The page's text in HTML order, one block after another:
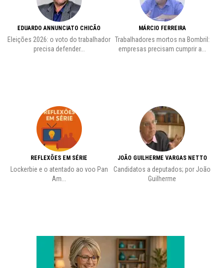
EDUARDO ANNUNCIATO CHICÃO
Eleições 2026: o voto do trabalhador
precisa defender...
REFLEXÕES EM SÉRIE
Lockerbie e o atentado ao voo Pan
Am...
MÁRCIO FERREIRA
Trabalhadores mortos na Bombril:
empresas precisam cumprir a...
JOÃO GUILHERME VARGAS NETTO
Candidatos a deputados; por João
Guilherme